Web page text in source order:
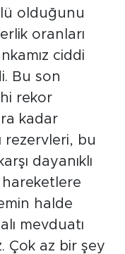
olduğunu
oranları
ciddi
Bu son
rekor
kadar
rezervleri, bu
dayanıklı
hareketlere
halde
mevduatı
Çok az bir şey